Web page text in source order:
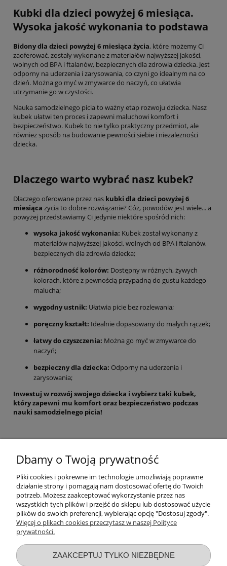
Kubki dla dzieci powyżej 6 miesiąca.
Wysoka jakość wykonania to podstawa
Bidony dla dzieci powyżej 6 miesiąca życia, które możemy Ci
zaoferować, zostały wykonane z materiałów najwyższej jakości,
wolnych od BPA i ftalanów, bezpiecznych dla zdrowia dziecka. Jest
odporny na uderzenia i zarysowania, co czyni go idealnym na co
dzień. Można go myć w zmywarce do naczyń, co ułatwia
utrzymanie go w czystości.
Nauka samodzielnego picia to ważny etap rozwoju dziecka. Nasz
kubek ułatwi ten proces i zapewni maluchowi komfort i
bezpieczeństwo. Kubek to nie tylko praktyczny przedmiot, ale
również sposób na budowanie pewności siebie i niezależności
dziecka.
Dlaczego warto wybrać nasz kubek?
Dlaczego oferowane przez nas kubki dla dzieci powyżej 6
miesiąca życia to dobre rozwiązanie? Cóż, powodów jest wiele... a
powyżej przedstawiamy Ci jedynie niektóre spośród nich:
wysoka jakość wykonania: Kubek został wykonany z
materiałów najwyższej jakości, wolnych od BPA i ftalanów,
bezpiecznych dla zdrowia dziecka;
różnorodność kolorów: Dostępny w różnych, żywych
kolorach, które z pewnością przypadną do gustu każdego
malucha;
wygodny ustnik: Ułatwia picie bez rozlewania;
poręczny kształt: Idealnie dopasowany do małych rączek;
łatwy do czyszczenia: Można go myć w zmywarce do
naczyń;
bezpieczny dla dziecka: Odporny na uderzenia i
zarysowania;
Inwestuj w rozwój swojego dziecka i wybierz taki kubek,
który zapewni mu komfort oraz bezpieczeństwo podczas
nauki samodzielnego picia!
życia... i nie tylko
Nasza oferta to nie tylko bidony dla dzieci powyżej 6 miesiąca
życia. W sklepie znajdziesz szeroki wybór artykułów dla dzieci w
każdym wieku, od ubranek i zabawek po artykuły do pielęgnacji i
żywienia. Oferujemy produkty najwyższej jakości, pochodzących
od renomowanych producentów.
Dbamy o Twoją prywatność
Pliki cookies i pokrewne im technologie umożliwiają poprawne
działanie strony i pomagają nam dostosować ofertę do Twoich
potrzeb. Możesz zaakceptować wykorzystanie przez nas
wszystkich tych plików i przejść do sklepu lub dostosować użycie
plików do swoich preferencji, wybierając opcję "Dostosuj zgody".
Więcej o plikach cookies przeczytasz w naszej Polityce
prywatności.
ZAAKCEPTUJ TYLKO NIEZBĘDNE